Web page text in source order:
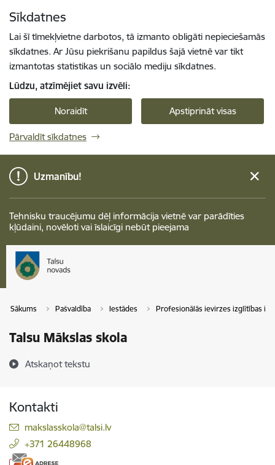
Sīkdatnes
Lai šī tīmekļvietne darbotos, tā izmanto obligāti nepieciešamās
sīkdatnes. Ar Jūsu piekrišanu papildus šajā vietnē var tikt
izmantotas statistikas un sociālo mediju sīkdatnes.
Lūdzu, atzīmējiet savu izvēli:
Noraidīt Apstiprināt visas
Pārvaldīt sīkdatnes
Uzmanību!
Tehnisku traucējumu dēļ informācija vietnē var parādīties
kļūdaini, novēloti vai īslaicīgi nebūt pieejama
Sākums Pašvaldība Iestādes Profesionālās ievirzes izglītības
Talsu Mākslas skola
Atskaņot tekstu
Kontakti
E-pasts:
makslasskola@talsi.lv
+371 26448968